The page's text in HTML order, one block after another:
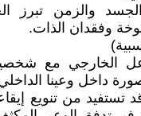
والزمن تبرز
وفقدان الذات.
الخارجي مع
داخل وعينا
تستفيد من تنويع